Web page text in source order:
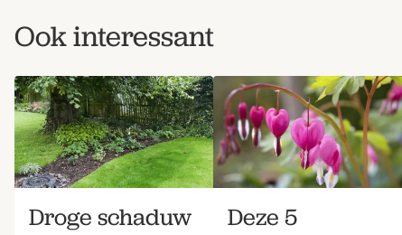
Ook interessant
Droge schaduw
Deze 5